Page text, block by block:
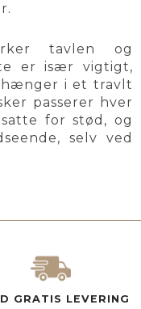
tavlen og
er især vigtigt,
i et travlt
passerer hver
for stød, og
selv ved
GRATIS LEVERING